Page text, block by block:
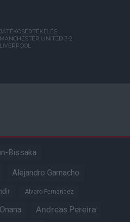
JÁTÉKOSÉRTÉKELÉS:
MANCHESTER UNITED 3-2
LIVERPOOL
Bissaka
Alejandro Garnacho
Alvaro Fernandez
Andreas Pereira